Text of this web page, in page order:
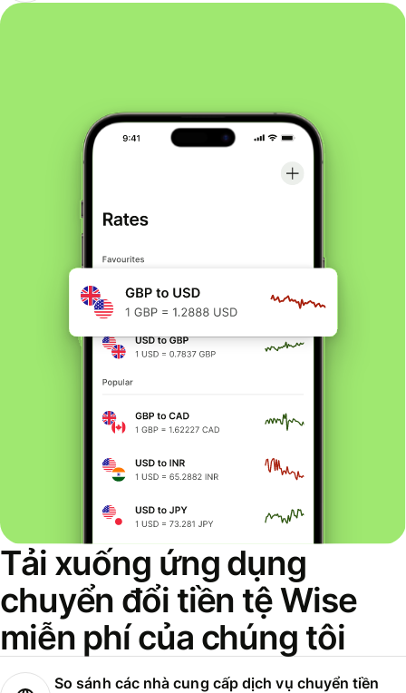
Tải xuống ứng dụng
chuyển đổi tiền tệ Wise
miễn phí của chúng tôi
So sánh các nhà cung cấp dịch vụ chuyển tiền